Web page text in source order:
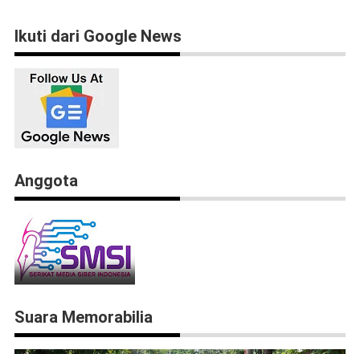
Ikuti dari Google News
Anggota
Suara Memorabilia